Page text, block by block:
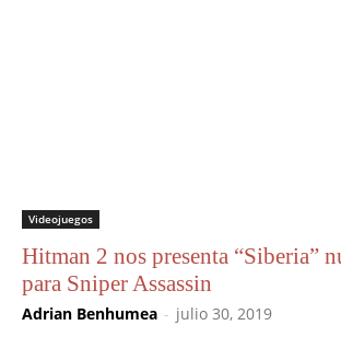
Videojuegos
Hitman 2 nos presenta “Siberia”
para Sniper Assassin
Adrian Benhumea - julio 30, 2019